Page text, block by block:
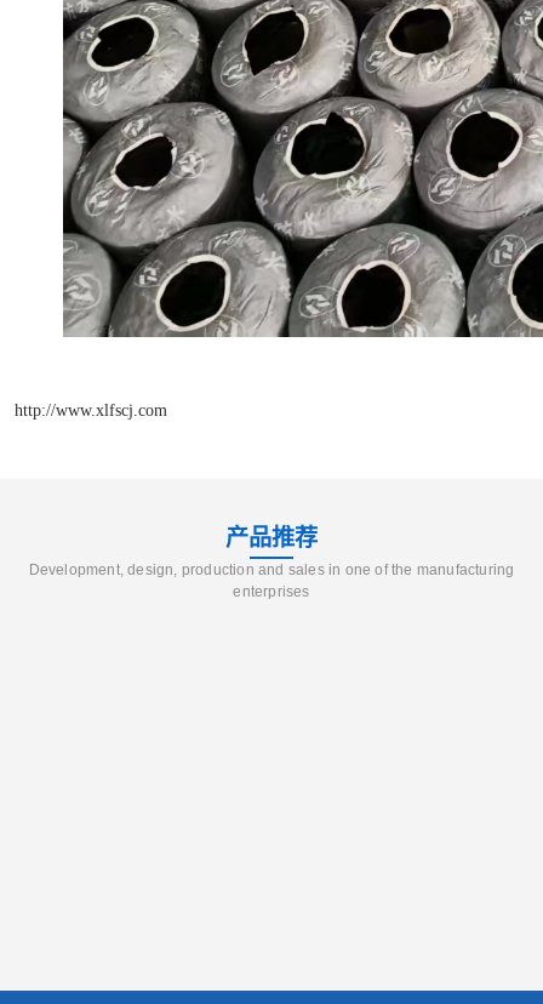
http://www.xlfscj.com
产品推荐
Development, design, production and sales in one of the manufacturing
enterprises